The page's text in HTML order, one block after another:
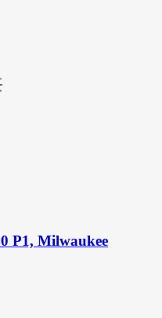
P1, Milwaukee